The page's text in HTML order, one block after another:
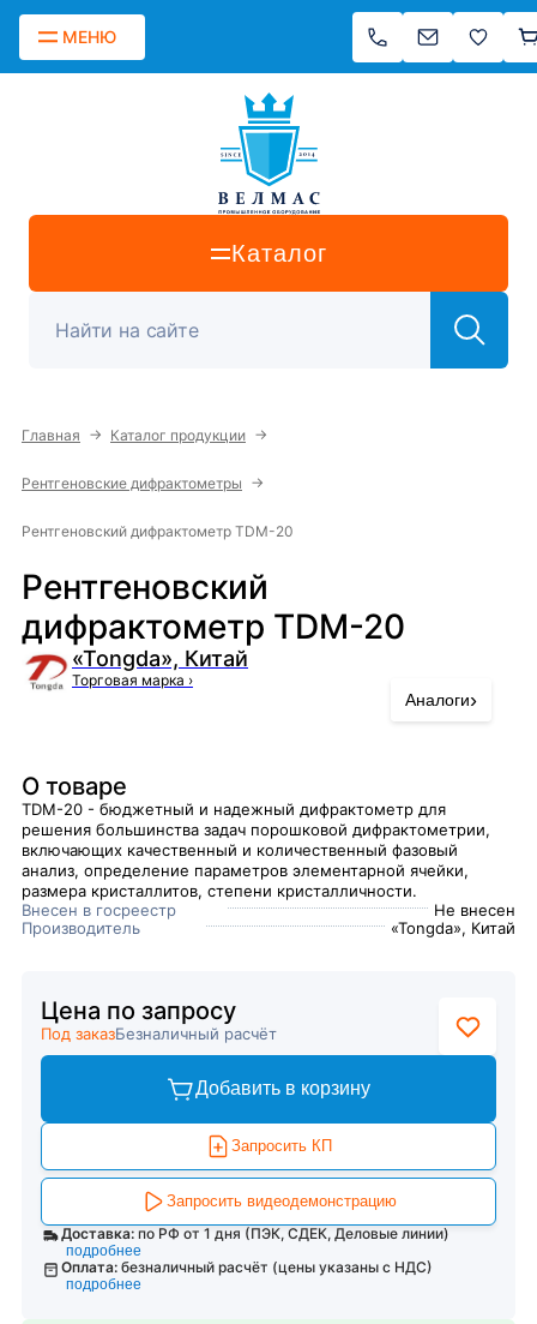
МЕНЮ
Каталог
Главная → Каталог продукции →
Рентгеновские дифрактометры →
Рентгеновский дифрактометр TDM-20
Рентгеновский
дифрактометр TDM-20
«Tongda», Китай
Торговая марка ›
Аналоги›
О товаре
TDM-20 - бюджетный и надежный дифрактометр для
решения большинства задач порошковой дифрактометрии,
включающих качественный и количественный фазовый
анализ, определение параметров элементарной ячейки,
размера кристаллитов, степени кристалличности.
Внесен в госреестр
Не внесен
Производитель
«Tongda», Китай
Цена по запросу
Под заказБезналичный расчёт
Добавить в корзину
Запросить КП
Запросить видеодемонстрацию
Доставка: по РФ от 1 дня (ПЭК, СДЕК, Деловые линии)
подробнее
Оплата: безналичный расчёт (цены указаны с НДС)
подробнее